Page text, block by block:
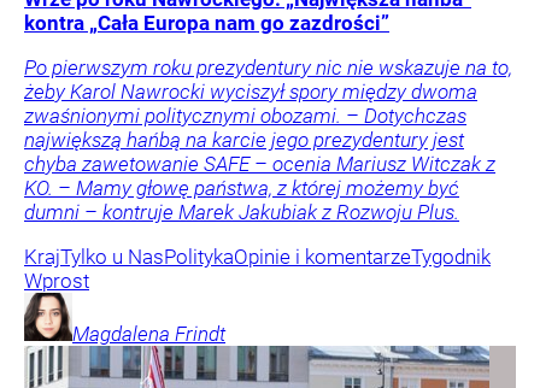
kontra „Cała Europa nam go zazdrości”
Po pierwszym roku prezydentury nic nie wskazuje na to,
żeby Karol Nawrocki wyciszył spory między dwoma
zwaśnionymi politycznymi obozami. – Dotychczas
największą hańbą na karcie jego prezydentury jest
chyba zawetowanie SAFE – ocenia Mariusz Witczak z
KO. – Mamy głowę państwa, z której możemy być
dumni – kontruje Marek Jakubiak z Rozwoju Plus.
KrajTylko u NasPolitykaOpinie i komentarzeTygodnik
Wprost
Magdalena Frindt